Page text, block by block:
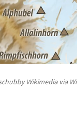
Wikimedia via